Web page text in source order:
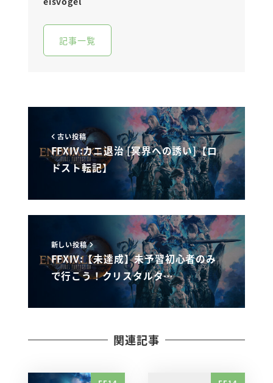
記事一覧
古い投稿
FFXIV:カニ退治 [冥界への誘い]【ロ
ドスト転記】
新しい投稿
FFXIV:【未達成】未予習初心者のみ
で行こう！クリスタルタ…
関連記事